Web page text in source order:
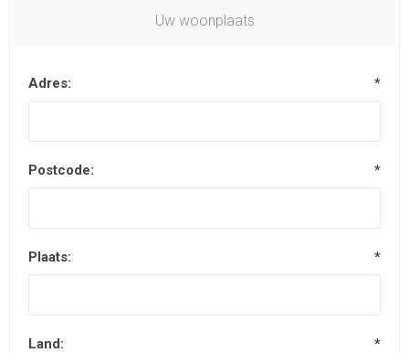
Uw woonplaats
Adres: *
Postcode: *
Plaats: *
Land: *